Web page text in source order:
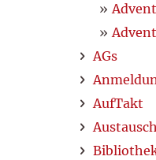
AGs
AufTakt
Austausch